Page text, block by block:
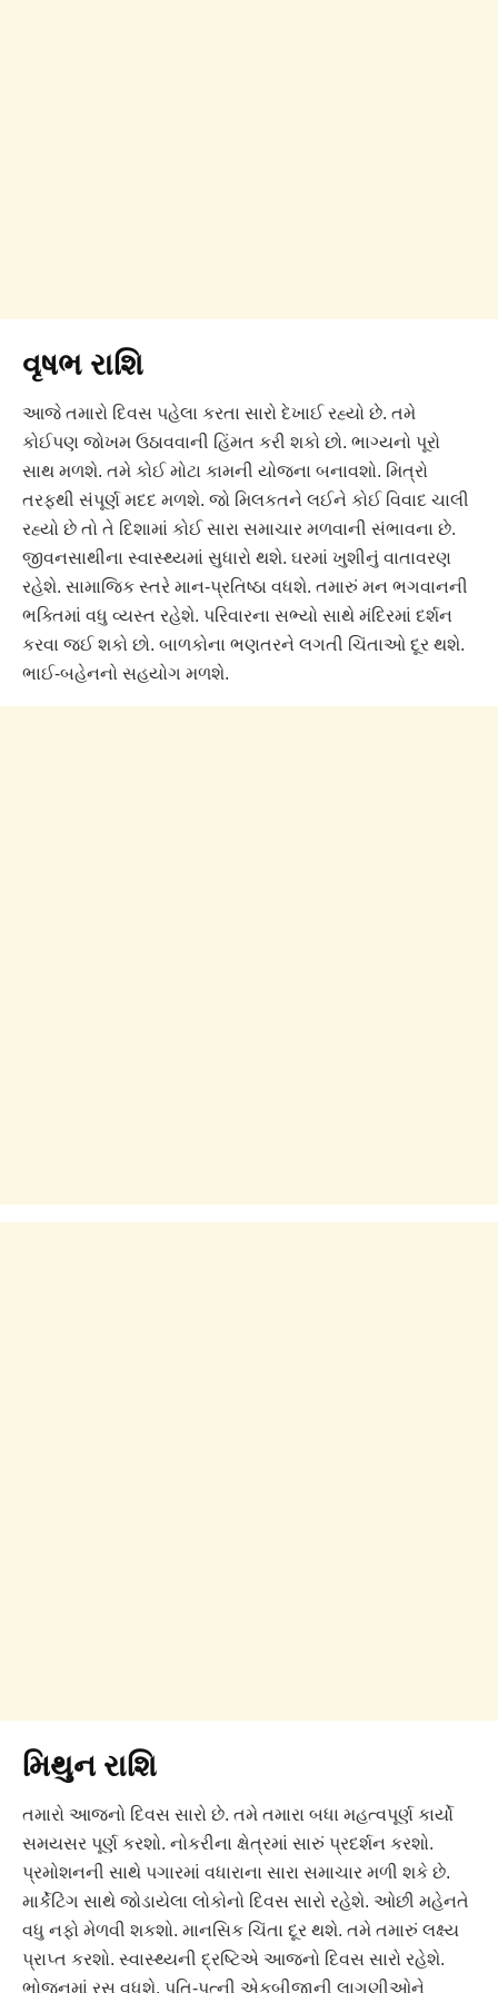
વૃષભ રાશિ
આજે તમારો દિવસ પહેલા કરતા સારો દેખાઈ રહ્યો છે. તમે
કોઈપણ જોખમ ઉઠાવવાની હિંમત કરી શકો છો. ભાગ્યનો પૂરો
સાથ મળશે. તમે કોઈ મોટા કામની યોજના બનાવશો. મિત્રો
તરફથી સંપૂર્ણ મદદ મળશે. જો મિલકતને લઈને કોઈ વિવાદ ચાલી
રહ્યો છે તો તે દિશામાં કોઈ સારા સમાચાર મળવાની સંભાવના છે.
જીવનસાથીના સ્વાસ્થ્યમાં સુધારો થશે. ઘરમાં ખુશીનું વાતાવરણ
રહેશે. સામાજિક સ્તરે માન-પ્રતિષ્ઠા વધશે. તમારું મન ભગવાનની
ભક્તિમાં વધુ વ્યસ્ત રહેશે. પરિવારના સભ્યો સાથે મંદિરમાં દર્શન
કરવા જઈ શકો છો. બાળકોના ભણતરને લગતી ચિંતાઓ દૂર થશે.
ભાઈ-બહેનનો સહયોગ મળશે.
મિથુન રાશિ
તમારો આજનો દિવસ સારો છે. તમે તમારા બધા મહત્વપૂર્ણ કાર્યો
સમયસર પૂર્ણ કરશો. નોકરીના ક્ષેત્રમાં સારું પ્રદર્શન કરશો.
પ્રમોશનની સાથે પગારમાં વધારાના સારા સમાચાર મળી શકે છે.
માર્કેટિંગ સાથે જોડાયેલા લોકોનો દિવસ સારો રહેશે. ઓછી મહેનતે
વધુ નફો મેળવી શકશો. માનસિક ચિંતા દૂર થશે. તમે તમારું લક્ષ્ય
પ્રાપ્ત કરશો. સ્વાસ્થ્યની દ્રષ્ટિએ આજનો દિવસ સારો રહેશે.
ભોજનમાં રસ વધશે. પતિ-પત્ની એકબીજાની લાગણીઓને